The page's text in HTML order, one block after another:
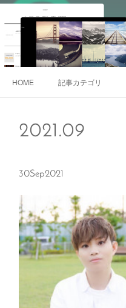
HOME 記事カテゴリ
2021.09
30Sep2021